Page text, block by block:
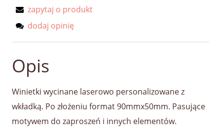
zapytaj o produkt
dodaj opinię
Opis
Winietki wycinane laserowo personalizowane z
wkładką. Po złożeniu format 90mmx50mm. Pasujące
motywem do zaproszeń i innych elementów.